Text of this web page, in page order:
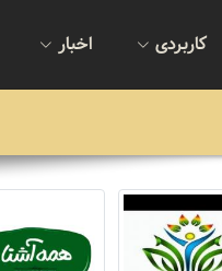
کاربردی اخبار